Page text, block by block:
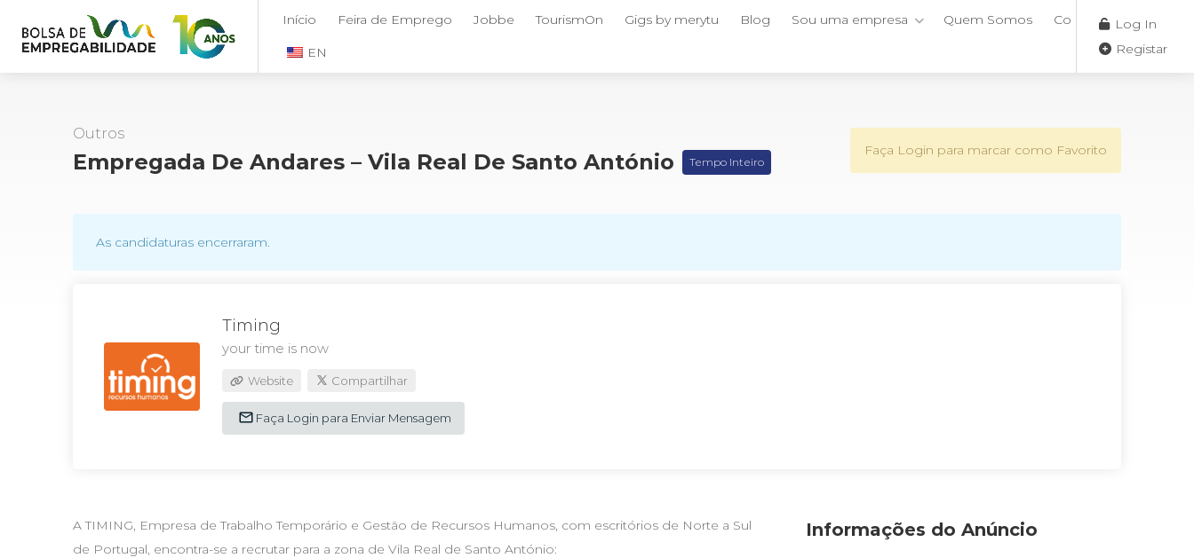
Início Feira de Emprego Jobbe TourismOn Gigs by merytu Blog Sou uma empresa Quem Somos Contactos
EN
Log In
Registar
Outros
Empregada De Andares – Vila Real De Santo António Tempo Inteiro
Faça Login para marcar como Favorito
As candidaturas encerraram.
Timing
your time is now
Website Compartilhar
Faça Login para Enviar Mensagem
A TIMING, Empresa de Trabalho Temporário e Gestão de Recursos Humanos, com escritórios de Norte a Sul
de Portugal, encontra-se a recrutar para a zona de Vila Real de Santo António:
Informações do Anúncio